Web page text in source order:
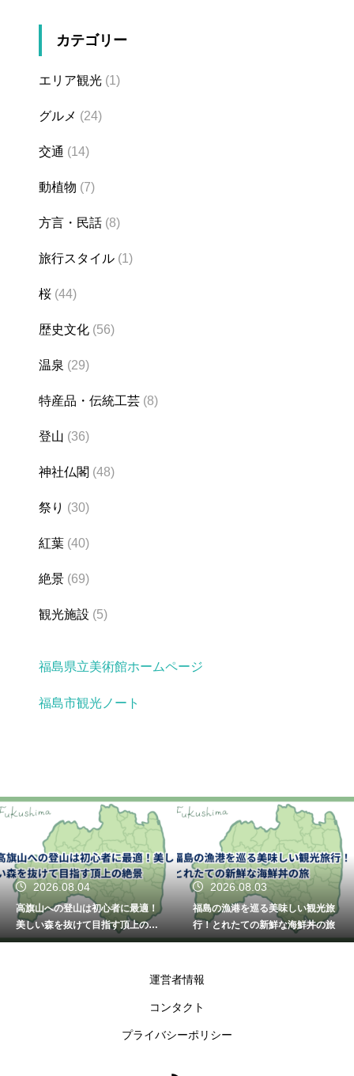
カテゴリー
エリア観光 (1)
グルメ (24)
交通 (14)
動植物 (7)
方言・民話 (8)
旅行スタイル (1)
桜 (44)
歴史文化 (56)
温泉 (29)
特産品・伝統工芸 (8)
登山 (36)
神社仏閣 (48)
祭り (30)
紅葉 (40)
絶景 (69)
観光施設 (5)
福島県立美術館ホームページ
福島市観光ノート
2026.08.04
高旗山への登山は初心者に最適！
美しい森を抜けて目指す頂上の絶
景
2026.08.03
福島の漁港を巡る美味しい観光旅
行！とれたての新鮮な海鮮丼の旅
運営者情報
コンタクト
プライバシーポリシー